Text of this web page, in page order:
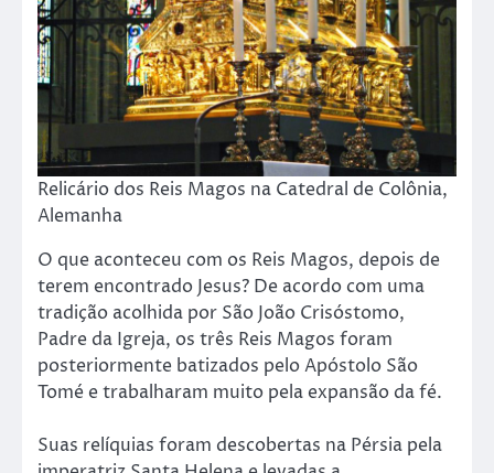
Relicário dos Reis Magos na Catedral de Colônia,
Alemanha
O que aconteceu com os Reis Magos, depois de
terem encontrado Jesus? De acordo com uma
tradição acolhida por São João Crisóstomo,
Padre da Igreja, os três Reis Magos foram
posteriormente batizados pelo Apóstolo São
Tomé e trabalharam muito pela expansão da fé.
Suas relíquias foram descobertas na Pérsia pela